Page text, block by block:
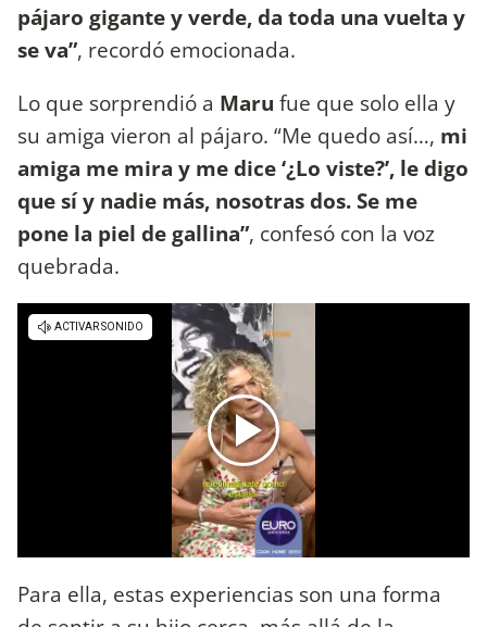
pájaro gigante y verde, da toda una vuelta y
se va”, recordó emocionada.
Lo que sorprendió a Maru fue que solo ella y
su amiga vieron al pájaro. “Me quedo así…, mi
amiga me mira y me dice ‘¿Lo viste?’, le digo
que sí y nadie más, nosotras dos. Se me
pone la piel de gallina”, confesó con la voz
quebrada.
Para ella, estas experiencias son una forma